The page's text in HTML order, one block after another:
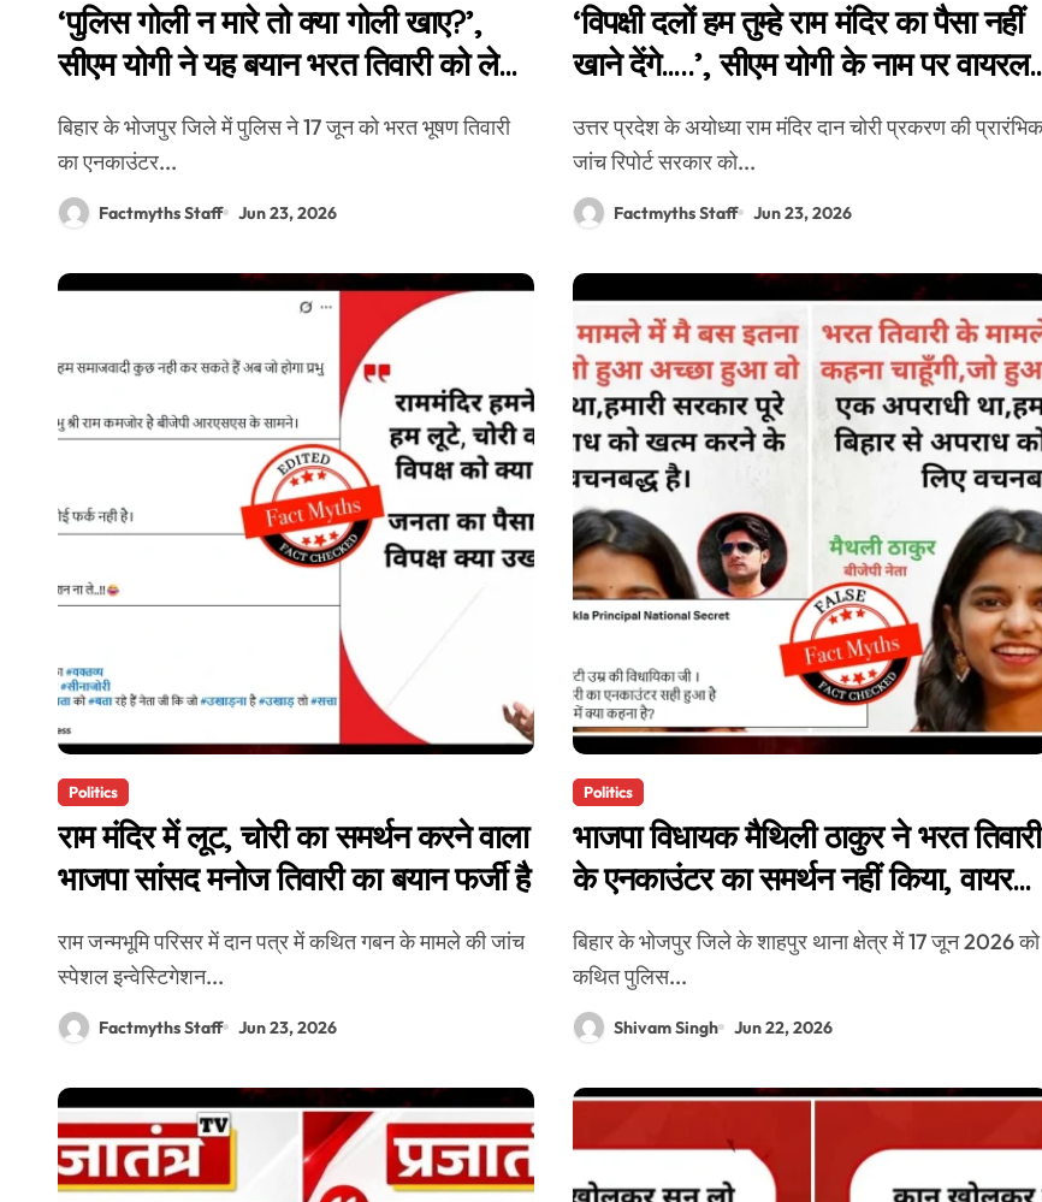
‘पुलिस गोली न मारे तो क्या गोली खाए?’,
सीएम योगी ने यह बयान भरत तिवारी को लेकर
नहीं दिया है
बिहार के भोजपुर जिले में पुलिस ने 17 जून को भरत भूषण तिवारी
का एनकाउंटर...
Factmyths Staff Jun 23, 2026
‘विपक्षी दलों हम तुम्हे राम मंदिर का पैसा नहीं
खाने देंगे…..’, सीएम योगी के नाम पर वायरल
बयान फर्जी है
उत्तर प्रदेश के अयोध्या राम मंदिर दान चोरी प्रकरण की प्रारंभिक
जांच रिपोर्ट सरकार को...
Factmyths Staff Jun 23, 2026
Politics
राम मंदिर में लूट, चोरी का समर्थन करने वाला
भाजपा सांसद मनोज तिवारी का बयान फर्जी है
राम जन्मभूमि परिसर में दान पत्र में कथित गबन के मामले की जांच
स्पेशल इन्वेस्टिगेशन...
Factmyths Staff Jun 23, 2026
Politics
भाजपा विधायक मैथिली ठाकुर ने भरत तिवारी
के एनकाउंटर का समर्थन नहीं किया, वायरल
बयान फर्जी है
बिहार के भोजपुर जिले के शाहपुर थाना क्षेत्र में 17 जून 2026 को
कथित पुलिस...
Shivam Singh Jun 22, 2026